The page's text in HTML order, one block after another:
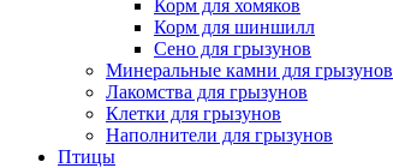
Корм для хомяков
Корм для шиншилл
Сено для грызунов
Минеральные камни для грызунов
Лакомства для грызунов
Клетки для грызунов
Наполнители для грызунов
Птицы